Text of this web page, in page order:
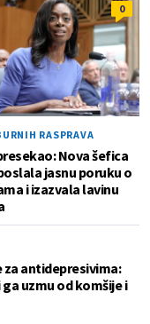
0
RASPRAVA
Nova šefica
jasnu poruku o
i izazvala lavinu
za antidepresivima:
uzmu od komšije i